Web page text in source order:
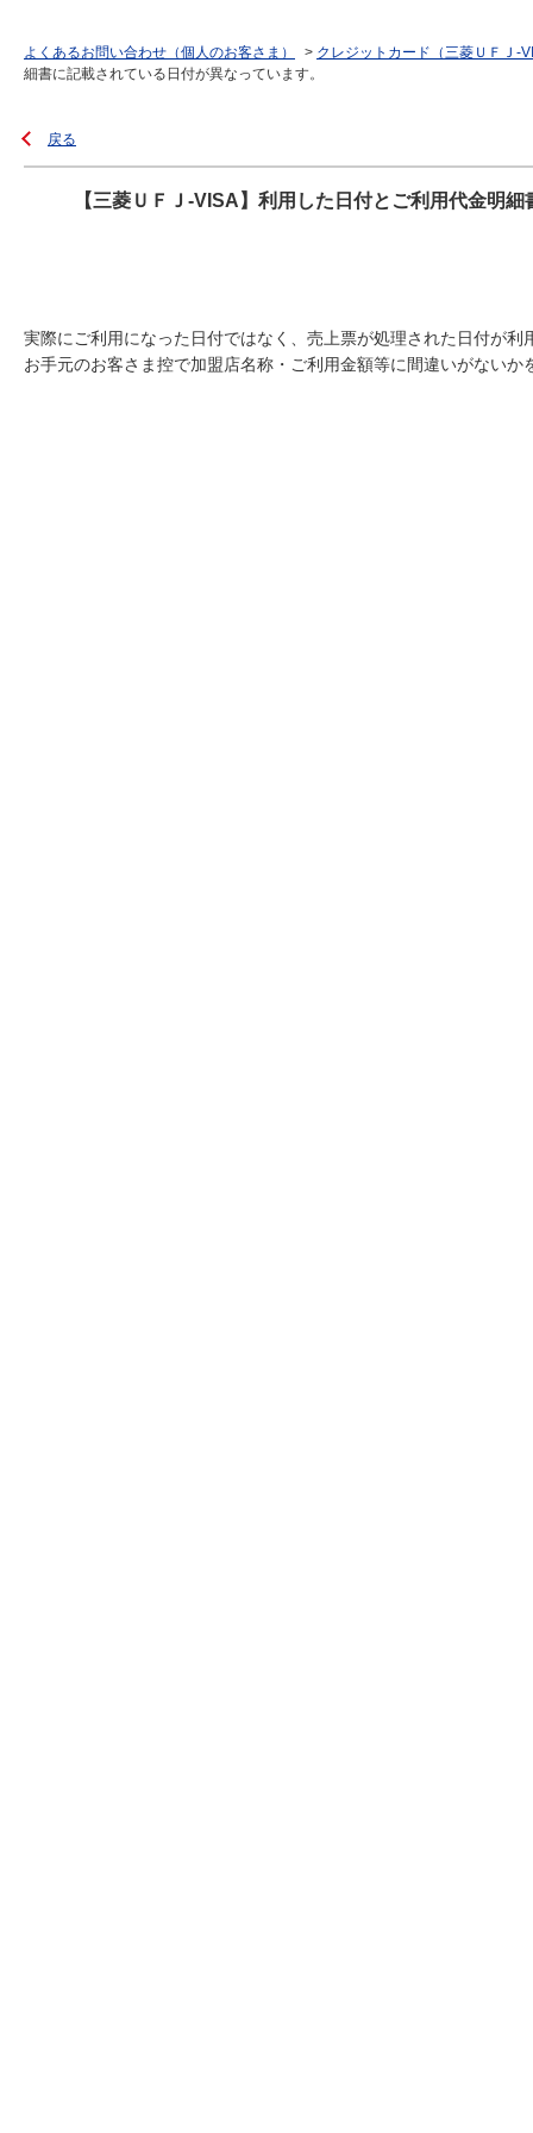
よくあるお問い合わせ（個人のお客さま） > クレジットカード（三菱ＵＦＪ-
細書に記載されている日付が異なっています。
戻る
【三菱ＵＦＪ-VISA】利用した日付とご利用代金明
実際にご利用になった日付ではなく、売上票が処理された日付が
お手元のお客さま控で加盟店名称・ご利用金額等に間違いがないか